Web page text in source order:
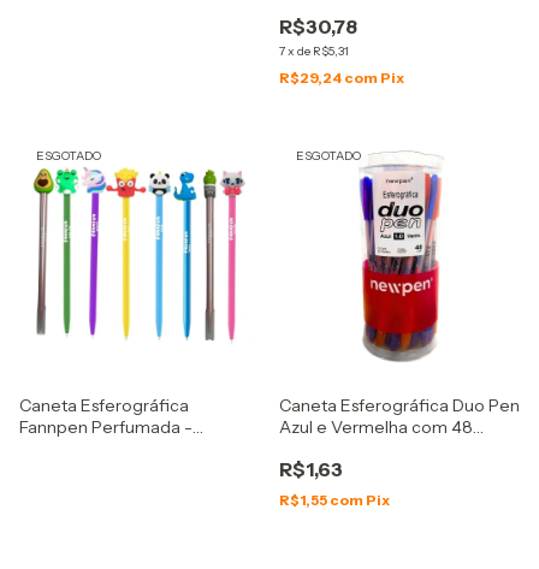
R$30,78
7x de R$5,31
R$29,24 com Pix
ESGOTADO
Caneta Esferográfica
Fannpen Perfumada -
ESGOTADO
Caneta Esferográfica Duo Pen
Azul e Vermelha com 48
R$1,63
R$1,55 com Pix